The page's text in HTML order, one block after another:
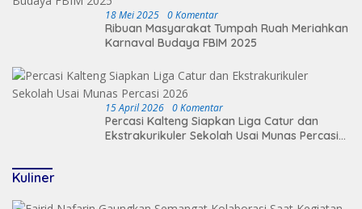
18 Mei 2025 0 Komentar
Ribuan Masyarakat Tumpah Ruah Meriahkan
Karnaval Budaya FBIM 2025
15 April 2026 0 Komentar
Percasi Kalteng Siapkan Liga Catur dan
Ekstrakurikuler Sekolah Usai Munas Percasi
Kuliner